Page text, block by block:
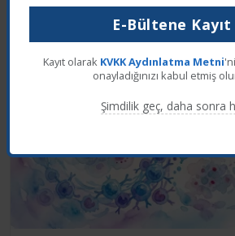
E-Bültene Kayıt
Kayıt olarak KVKK Aydınlatma Metni
onayladığınızı kabul etmiş
Şimdilik geç, daha sonra